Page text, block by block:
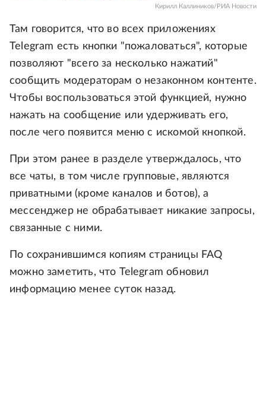
Кирилл Каллиников/РИА Новости
Там говорится, что во всех приложениях
Telegram есть кнопки "пожаловаться", которые
позволяют "всего за несколько нажатий"
сообщить модераторам о незаконном контенте.
Чтобы воспользоваться этой функцией, нужно
нажать на сообщение или удерживать его,
после чего появится меню с искомой кнопкой.
При этом ранее в разделе утверждалось, что
все чаты, в том числе групповые, являются
приватными (кроме каналов и ботов), а
мессенджер не обрабатывает никакие запросы,
связанные с ними.
По сохранившимся копиям страницы FAQ
можно заметить, что Telegram обновил
информацию менее суток назад.